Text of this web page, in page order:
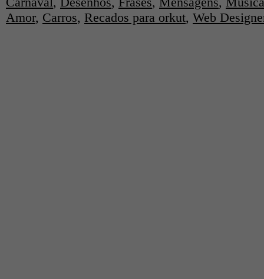
Amor, Carros, Recados para orkut, Web